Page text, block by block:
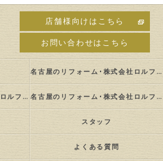
店舗様向けはこちら
お問い合わせはこちら
名古屋のリフォーム･株式会社ロルフの口コミ情報
名古屋のリフォーム･株式会社ロルフの評判 名古屋のリフォーム･株式会社ロルフのお客様の声
スタッフ
よくある質問